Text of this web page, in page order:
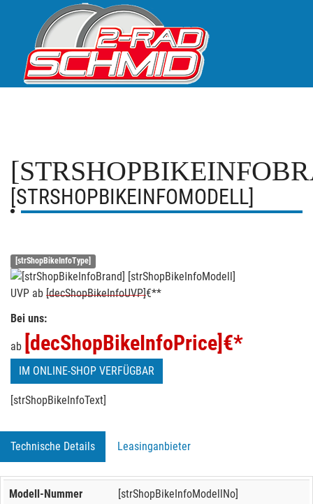
[STRSHOPBIKEINFOMODELL]
[strShopBikeInfoType]
UVP ab [decShopBikeInfoUVP]€**
Bei uns:
ab [decShopBikeInfoPrice] €*
IM ONLINE-SHOP VERFÜGBAR
[strShopBikeInfoText]
Technische Details Leasinganbieter
Modell-Nummer [strShopBikeInfoModellNo]